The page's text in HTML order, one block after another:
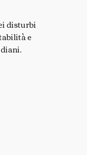
disturbi
e